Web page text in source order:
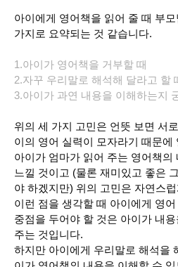
아이에게 영어책을 읽어 줄 때 부
가지로 요약되는 것 같습니다.
1.아이가 영어책을 거부할 때
2.자꾸 우리말로 해석해 달라고 할
3.아이가 과연 내용을 이해하는지
위의 세 가지 고민은 언뜻 보면 서
이의 영어 실력이 모자라기 때문에
아이가 엄마가 읽어 주는 영어책의
느낄 것이고 (물론 재미있고 좋은
야 하겠지만) 위의 고민은 자연스
이런 점을 생각할 때 아이에게 영
중점을 두어야 할 것은 아이가 내
주는 것입니다.
하지만 아이에게 우리말로 해석을